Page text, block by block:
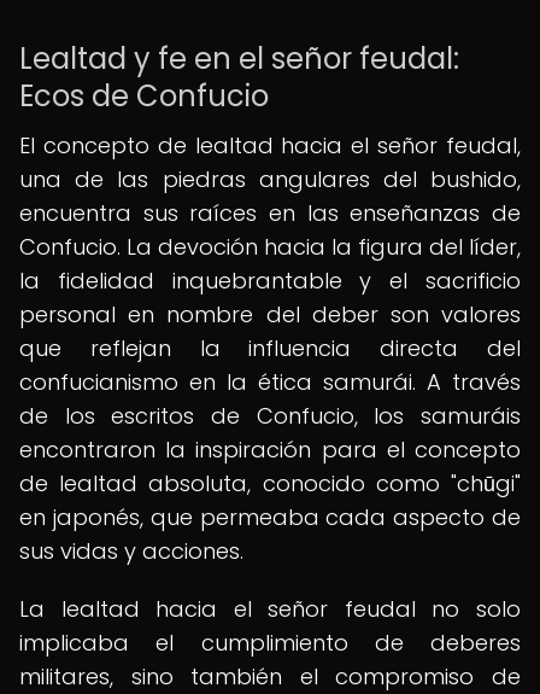
Lealtad y fe en el señor feudal:
Ecos de Confucio
El concepto de lealtad hacia el señor feudal,
una de las piedras angulares del bushido,
encuentra sus raíces en las enseñanzas de
Confucio. La devoción hacia la figura del líder,
la fidelidad inquebrantable y el sacrificio
personal en nombre del deber son valores
que reflejan la influencia directa del
confucianismo en la ética samurái. A través
de los escritos de Confucio, los samuráis
encontraron la inspiración para el concepto
de lealtad absoluta, conocido como "chūgi"
en japonés, que permeaba cada aspecto de
sus vidas y acciones.
La lealtad hacia el señor feudal no solo
implicaba el cumplimiento de deberes
militares, sino también el compromiso de